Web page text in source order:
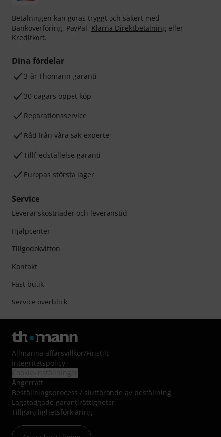
Betalningen kan göras tryggt och säkert med
Banköverföring, PayPal, Klarna Direktbetalning eller
Kreditkort.
Dina fördelar
3-år Thomann-garanti
30 dagars öppet köp
Reparationsservice
Råd från våra sak-experter
Tillfredställelse-garanti
Europas största lager
Service
Leveranskostnader och leveranstid
Hjälpcenter
Tillgodokvitton
Kontakt
Fast butik
Service överblick
Allmänna affärsvillkor/Finstilt
Integritetspolicy
Ångerrätt
Beställningsprocess / slutförande av beställning
Lagstadgade garantirättigheter
Tillgänglighetsförklaring